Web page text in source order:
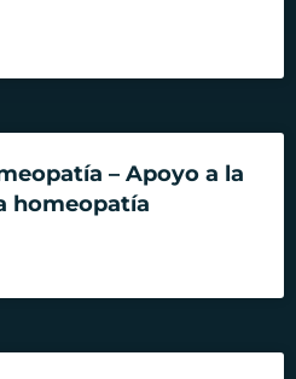
– Apoyo a la
homeopatía